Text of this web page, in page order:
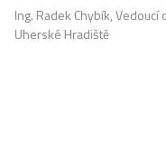
Ing. Radek Chybík,
Uherské Hradiště